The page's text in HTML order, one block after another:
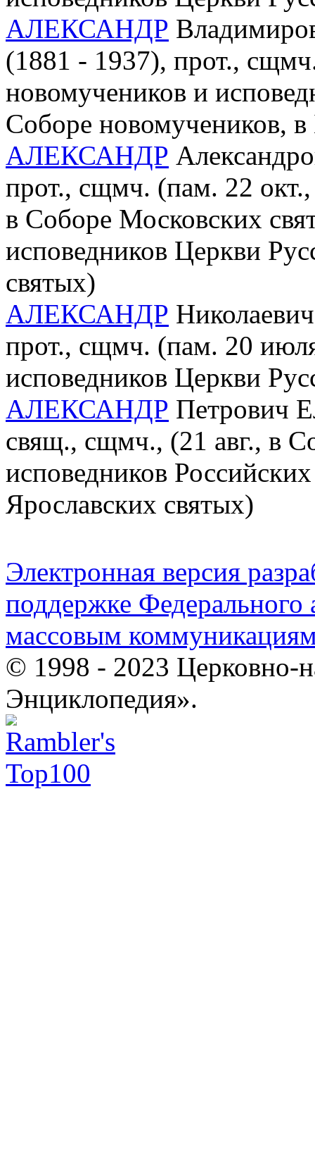
АЛЕКСАНДР
(1881 - 1937), прот.,
новомучеников и
Соборе новомучеников,
АЛЕКСАНДР
прот., сщмч. (пам. 22
в Соборе Московских
исповедников Церкви
святых)
АЛЕКСАНДР
прот., сщмч. (пам. 20
исповедников Церкви
АЛЕКСАНДР Петрович
свящ., сщмч., (21 авг., в
исповедников
Ярославских святых)
Электронная версия
поддержке Федерального
массовым
© 1998 - 2023 Церковно-
Энциклопедия».